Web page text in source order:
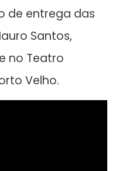
de entrega das
Santos,
no Teatro
Velho.